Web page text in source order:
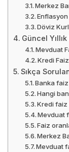
Merkez
Enflasyon
Döviz
Güncel
Mevduat
Kredi
Sıkça
Banka
Hangi
Kredi faiz
Mevduat
Faiz
Merkez
Mevduat